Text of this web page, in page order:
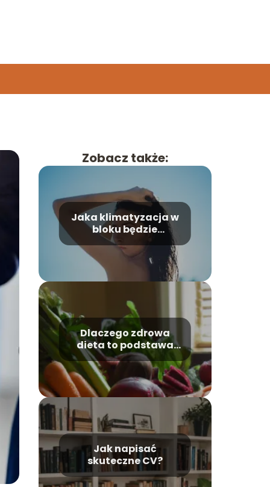
Zobacz także:
Jaka klimatyzacja w
bloku będzie
najlepsza?
Dlaczego zdrowa
dieta to podstawa
dobrego
samopoczucia
Jak napisać
skuteczne CV?